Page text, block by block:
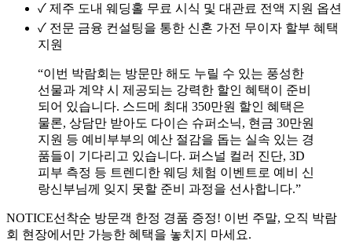
✓ 제주 도내 웨딩홀 무료 시식 및 대관료 전액 지원 옵션
✓ 전문 금융 컨설팅을 통한 신혼 가전 무이자 할부 혜택
지원
“이번 박람회는 방문만 해도 누릴 수 있는 풍성한
선물과 계약 시 제공되는 강력한 할인 혜택이 준비
되어 있습니다. 스드메 최대 350만원 할인 혜택은
물론, 상담만 받아도 다이슨 슈퍼소닉, 현금 30만원
지원 등 예비부부의 예산 절감을 돕는 실속 있는 경
품들이 기다리고 있습니다. 퍼스널 컬러 진단, 3D
피부 측정 등 트렌디한 웨딩 체험 이벤트로 예비 신
랑신부님께 잊지 못할 준비 과정을 선사합니다.”
NOTICE선착순 방문객 한정 경품 증정! 이번 주말, 오직 박람
회 현장에서만 가능한 혜택을 놓치지 마세요.